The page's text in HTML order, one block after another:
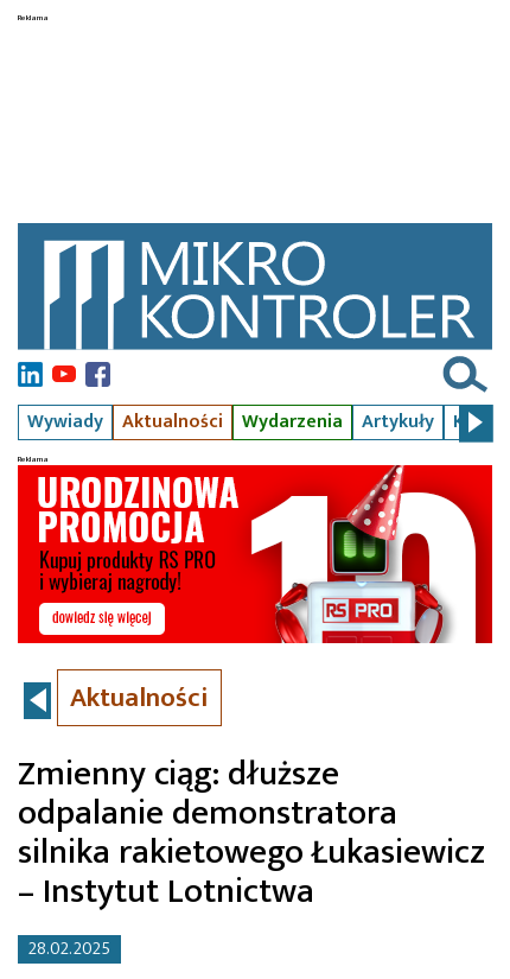
Wywiady Aktualności Wydarzenia Artykuły Kursy
Aktualności
Zmienny ciąg: dłuższe
odpalanie demonstratora
silnika rakietowego Łukasiewicz
– Instytut Lotnictwa
28.02.2025